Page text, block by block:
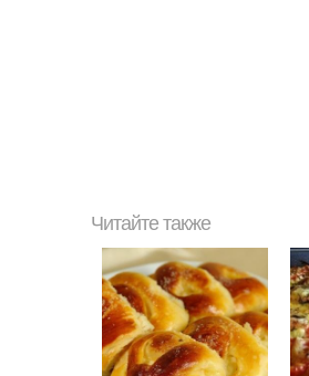
Читайте также